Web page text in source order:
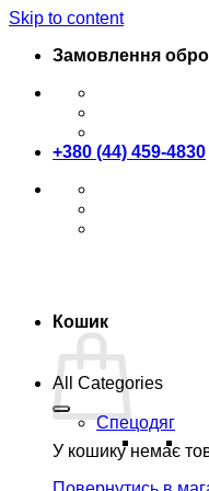
Skip to content
Замовлення
+380 (44) 459-4830
Кошик
У кошику немає
All Categories
Спецодяг